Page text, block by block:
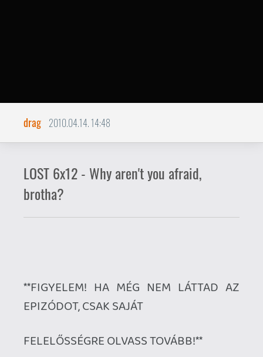
**FIGYELEM! HA MÉG NEM LÁTTAD AZ
FELELŐSSÉGRE OLVASS TOVÁBB!**
'Everybody Loves Hugo' ugyanis a
távolmaradásával sem volt híján azoknak
ennyire szeretjük ezt a történetet.